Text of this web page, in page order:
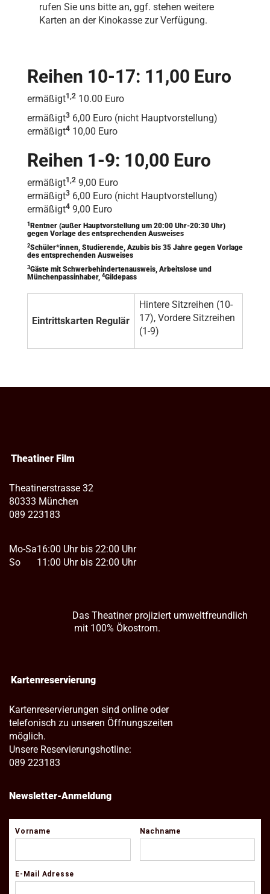
rufen Sie uns bitte an, ggf. stehen weitere
Karten an der Kinokasse zur Verfügung.
Reihen 10-17: 11,00 Euro
ermäßigt1,2 10.00 Euro
ermäßigt3 6,00 Euro (nicht Hauptvorstellung)
ermäßigt4 10,00 Euro
Reihen 1-9: 10,00 Euro
ermäßigt1,2 9,00 Euro
ermäßigt3 6,00 Euro (nicht Hauptvorstellung)
ermäßigt4 9,00 Euro
1 Rentner (außer Hauptvorstellung um 20:00 Uhr-20:30 Uhr)
gegen Vorlage des entsprechenden Ausweises
2Schüler*innen, Studierende, Azubis bis 35 Jahre gegen Vorlage
des entsprechenden Ausweises
3Gäste mit Schwerbehindertenausweis, Arbeitslose und
Münchenpassinhaber, 4Gildepass
Eintrittskarten Regulär
Hintere Sitzreihen (10-
17), Vordere Sitzreihen
(1-9)
Theatiner Film
Theatinerstrasse 32
80333 München
089 223183
Mo-Sa
So
16:00 Uhr bis 22:00 Uhr
11:00 Uhr bis 22:00 Uhr
Das Theatiner projiziert umweltfreundlich
mit 100% Ökostrom.
Kartenreservierung
Kartenreservierungen sind online oder
telefonisch zu unseren Öffnungszeiten
möglich.
Unsere Reservierungshotline:
089 223183
Newsletter-Anmeldung